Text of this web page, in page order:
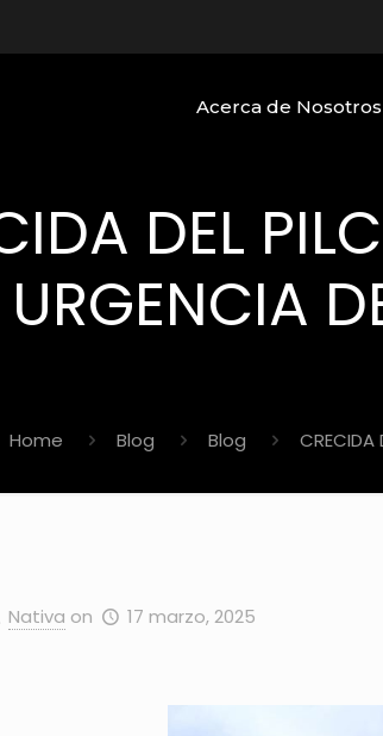
Acerca de Nosotros
DEL
URGENCIA
Home Blog Blog CRECIDA
Nativa on 17 marzo, 2025